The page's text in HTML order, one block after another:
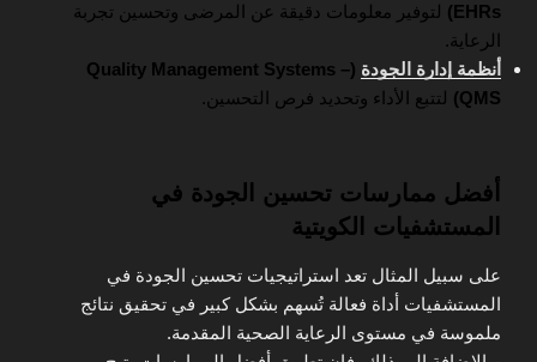
EHRs)
لتوفير معلومات دقيقة عن المرضى وتحسين تجربة
الرعاية.
أنظمة إدارة الجودة (Quality Management Systems –
QMS)
لتتبع الأداء وتحديد فرص التحسين.
أفضل ممارسات تحسين الجودة في
المستشفيات الكويتية
على سبيل المثال تعد استراتيجيات تحسين الجودة في
المستشفيات أداة فعالة تُسهم بشكل كبير في تحقيق نتائج
ملموسة في مستوى الرعاية الصحية المقدمة.